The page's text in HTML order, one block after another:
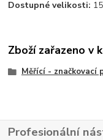
Dostupné velikosti:
Zboží zařazeno v
Měřící - značkovací
Profesionální